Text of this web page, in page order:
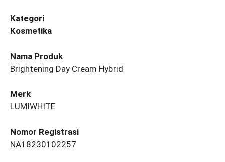
Kategori
Kosmetika
Nama Produk
Brightening Day Cream Hybrid
Merk
LUMIWHITE
Nomor Registrasi
NA18230102257